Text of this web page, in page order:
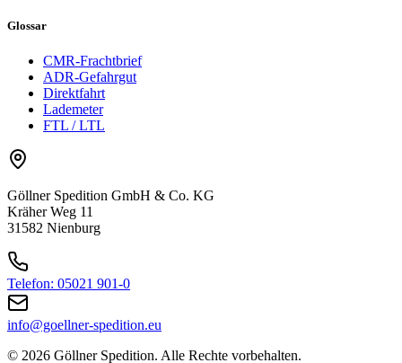
Glossar
CMR-Frachtbrief
ADR-Gefahrgut
Direktfahrt
Lademeter
FTL / LTL
Göllner Spedition GmbH & Co. KG
Kräher Weg 11
31582 Nienburg
Telefon: 05021 901-0
info@goellner-spedition.eu
© 2026 Göllner Spedition. Alle Rechte vorbehalten.